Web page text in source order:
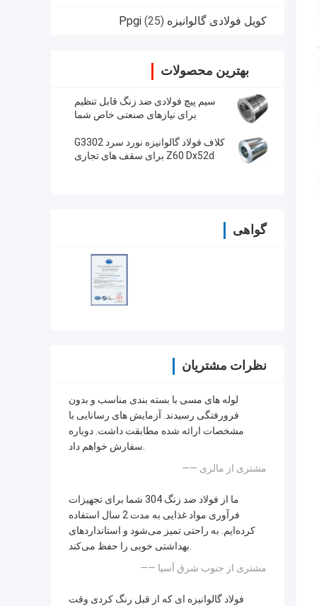
کویل فولادی گالوانیزه Ppgi (25)
بهترین محصولات
سیم پیچ فولادی ضد زنگ قابل تنظیم
برای نیازهای صنعتی خاص شما
کلاف فولاد گالوانیزه نورد سرد G3302
Z60 Dx52d برای سقف های تجاری
گواهی
نظرات مشتریان
لوله های مسی با بسته بندی مناسب و بدون
فرورفتگی رسیدند. آزمایش های رسانایی با
مشخصات ارائه شده مطابقت داشت. دوباره
سفارش خواهم داد.
—— مشتری از مالزی
ما از فولاد ضد زنگ 304 شما برای تجهیزات
فرآوری مواد غذایی به مدت 2 سال استفاده
کرده‌ایم. به راحتی تمیز می‌شود و استانداردهای
بهداشتی خوبی را حفظ می‌کند.
—— مشتری از جنوب شرق آسیا
فولاد گالوانیزه ای که از قبل رنگ کردی وقت